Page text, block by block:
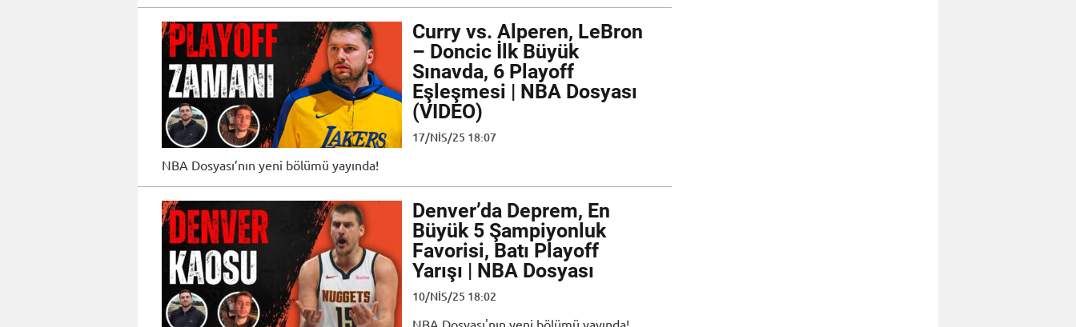
Curry vs. Alperen, LeBron
– Doncic İlk Büyük
Sınavda, 6 Playoff
Eşleşmesi | NBA Dosyası
(VIDEO)
17/NIS/25 18:07
NBA Dosyası’nın yeni bölümü yayında!
Denver’da Deprem, En
Büyük 5 Şampiyonluk
Favorisi, Batı Playoff
Yarışı | NBA Dosyası
10/NIS/25 18:02